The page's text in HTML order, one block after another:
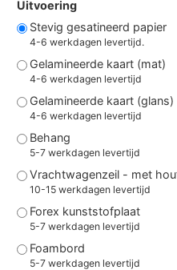
Uitvoering
Stevig gesatineerd papier
4-6 werkdagen levertijd.
Gelamineerde kaart (mat)
4-6 werkdagen levertijd
Gelamineerde kaart (glans)
4-6 werkdagen levertijd
Behang
5-7 werkdagen levertijd
Vrachtwagenzeil - met
10-15 werkdagen levertijd
Forex kunststofplaat
5-7 werkdagen levertijd
Foambord
5-7 werkdagen levertijd